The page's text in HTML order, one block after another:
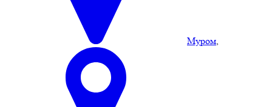
Муром,